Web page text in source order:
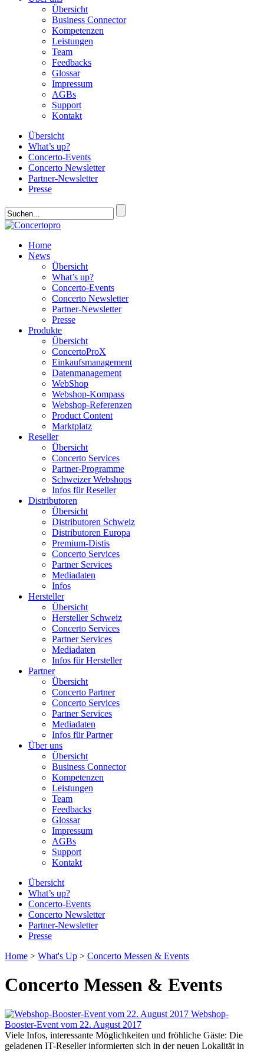
Übersicht
Business Connector
Kompetenzen
Leistungen
Team
Feedbacks
Glossar
Impressum
AGBs
Support
Kontakt
Übersicht
What’s up?
Concerto-Events
Concerto Newsletter
Partner-Newsletter
Presse
Home
News
Übersicht
What’s up?
Concerto-Events
Concerto Newsletter
Partner-Newsletter
Presse
Produkte
Übersicht
ConcertoProX
Einkaufsmanagement
Datenmanagement
WebShop
Webshop-Kompass
Webshop-Referenzen
Product Content
Marktplatz
Reseller
Übersicht
Concerto Services
Partner-Programme
Schweizer Webshops
Infos für Reseller
Distributoren
Übersicht
Distributoren Schweiz
Distributoren Europa
Premium-Distis
Concerto Services
Partner Services
Mediadaten
Infos
Hersteller
Übersicht
Hersteller Schweiz
Concerto Services
Partner Services
Mediadaten
Infos für Hersteller
Partner
Übersicht
Concerto Partner
Concerto Services
Partner Services
Mediadaten
Infos für Partner
Über uns
Übersicht
Business Connector
Kompetenzen
Leistungen
Team
Feedbacks
Glossar
Impressum
AGBs
Support
Kontakt
Übersicht
What’s up?
Concerto-Events
Concerto Newsletter
Partner-Newsletter
Presse
Home > What's Up > Concerto Messen & Events
Concerto Messen & Events
Webshop-
Booster-Event vom 22. August 2017
Viele Infos, interessante Möglichkeiten und fröhliche Gäste: Die
geladenen IT-Reseller informierten sich in der neuen Lokalität in